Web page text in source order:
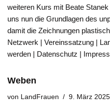
weiteren Kurs mit Beate
uns nun die Grundlagen des
damit die Zeichnungen
Netzwerk | Vereinssatzung |
werden | Datenschutz |
Weben
von LandFrauen 9. März 2025